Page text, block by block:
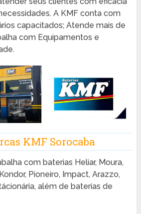
A KMF conta com
capacitados; Atende mais de
com Equipamentos e
KMF Sorocaba
com baterias Heliar, Moura,
Pioneiro, Impact, Arazzo,
além de baterias de